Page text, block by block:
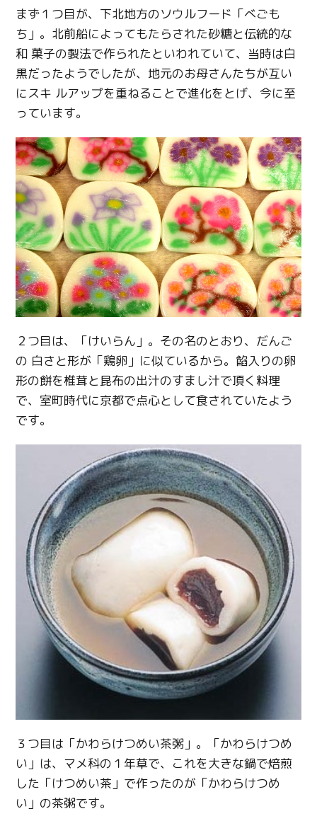
まず１つ目が、下北地方のソウルフード「べごも
ち」。北前船によってもたらされた砂糖と伝統的な
和 菓子の製法で作られたといわれていて、当時は白
黒だったようでしたが、地元のお母さんたちが互い
にスキ ルアップを重ねることで進化をとげ、今に至
っています。
２つ目は、「けいらん」。その名のとおり、だんご
の 白さと形が「鶏卵」に似ているから。餡入りの卵
形の餅を椎茸と昆布の出汁のすまし汁で頂く料理
で、室町時代に京都で点心として食されていたよう
です。
３つ目は「かわらけつめい茶粥」。「かわらけつめ
い」は、マメ科の１年草で、これを大きな鍋で焙煎
した「けつめい茶」で作ったのが「かわらけつめ
い」の茶粥です。